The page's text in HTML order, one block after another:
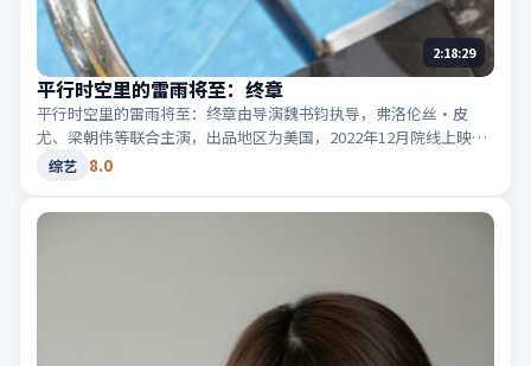
2:18:29
平行时空里的雷雨将至：终章
平行时空里的雷雨将至：终章由导演魏书钧执导，弗洛伦丝·皮
尤、梁朝伟等联合主演，出品地区为美国，2022年12月院线上映；
类型定位为综艺·动漫，画面色彩鲜明。适合检索「美国动漫」
综艺 8.0